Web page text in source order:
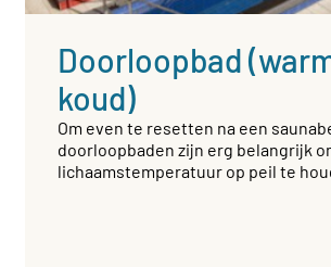
Doorloopbad
koud)
Om even te resetten na een
doorloopbaden zijn erg belangrijk
lichaamstemperatuur op peil te